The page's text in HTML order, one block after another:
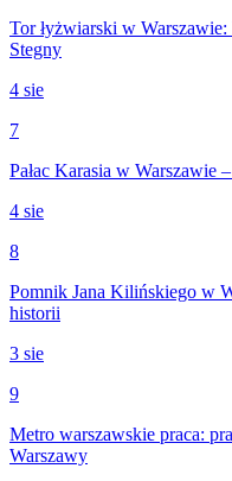
Tor łyżwiarski w
Stegny
4 sie
7
Pałac Karasia w Warszawie
4 sie
8
Pomnik Jana Kilińskiego w
historii
3 sie
9
Metro warszawskie praca:
Warszawy